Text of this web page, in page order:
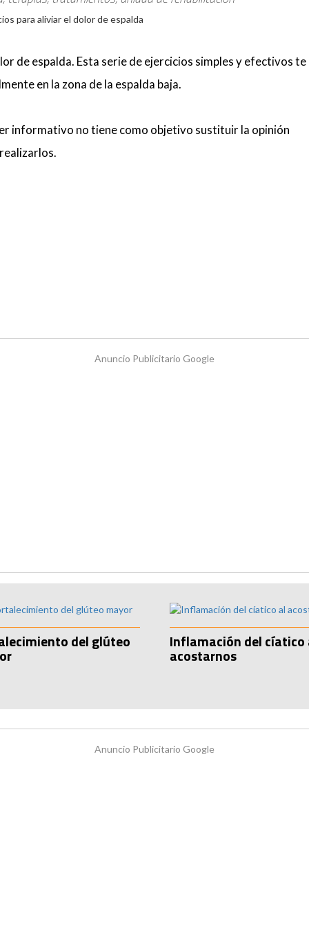
de espalda. Esta serie de ejercicios simples y efectivos te
en la zona de la espalda baja.
informativo no tiene como objetivo sustituir la opinión
Anuncio Publicitario Google
del glúteo Inflamación del cíatico
acostarnos
Anuncio Publicitario Google